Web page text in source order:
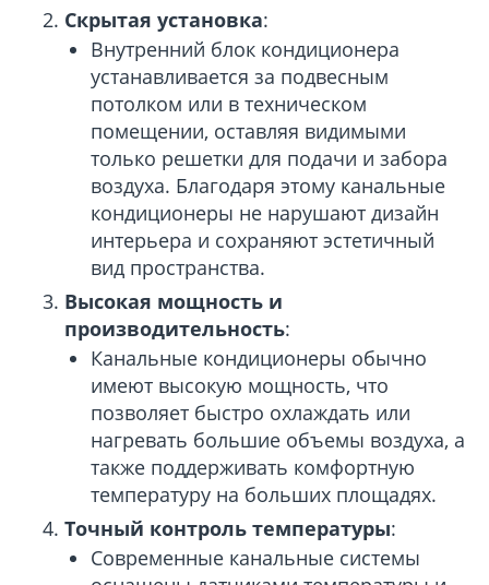
Скрытая установка:
Внутренний блок кондиционера
устанавливается за подвесным
потолком или в техническом
помещении, оставляя видимыми
только решетки для подачи и забора
воздуха. Благодаря этому канальные
кондиционеры не нарушают дизайн
интерьера и сохраняют эстетичный
вид пространства.
Высокая мощность и
производительность:
Канальные кондиционеры обычно
имеют высокую мощность, что
позволяет быстро охлаждать или
нагревать большие объемы воздуха, а
также поддерживать комфортную
температуру на больших площадях.
Точный контроль температуры:
Современные канальные системы